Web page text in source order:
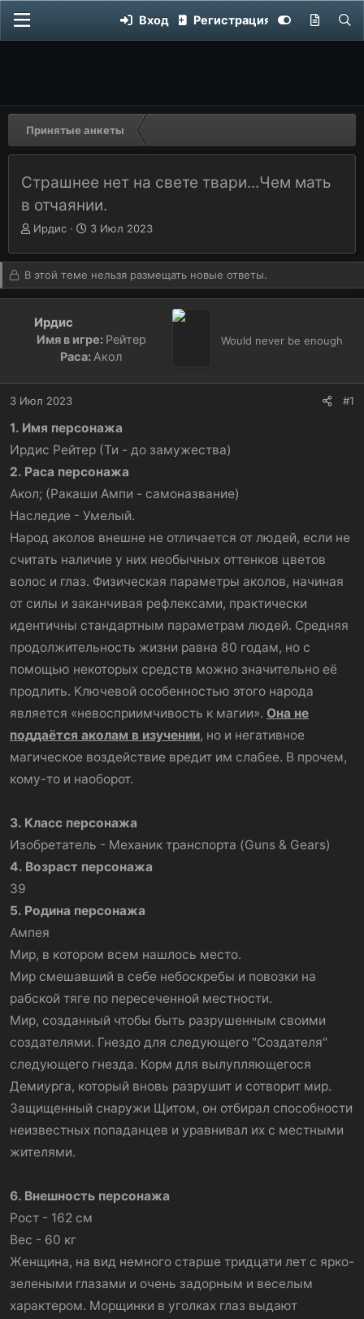
Вход Регистрация
Принятые анкеты
Страшнее нет на свете твари...Чем мать
в отчаянии.
Автор темы
А
о
р
е
м
Ирдис Дата начала
Д
а
н
а
3 Июл 2023
В этой теме нельзя размещать новые ответы.
Ирдис
Имя в игре: Рейтер
Раса:Акол
Would never be enough
3 Июл 2023 #1
1. Имя персонажа
Ирдис Рейтер (Ти - до замужества)
2. Раса персонажа
Акол; (Ракаши Ампи - самоназвание)
Наследие - Умелый.
Народ аколов внешне не отличается от людей, если не
считать наличие у них необычных оттенков цветов
волос и глаз. Физическая параметры аколов, начиная
от силы и заканчивая рефлексами, практически
идентичны стандартным параметрам людей. Средняя
продолжительность жизни равна 80 годам, но с
помощью некоторых средств можно значительно её
продлить. Ключевой особенностью этого народа
является «невосприимчивость к магии». Она не
поддаётся аколам в изучении, но и негативное
магическое воздействие вредит им слабее. В прочем,
кому-то и наоборот.
3. Класс персонажа
Изобретатель - Механик транспорта (Guns & Gears)
4. Возраст персонажа
39
5. Родина персонажа
Ампея
Мир, в котором всем нашлось место.
Мир смешавший в себе небоскребы и повозки на
рабской тяге по пересеченной местности.
Мир, созданный чтобы быть разрушенным своими
создателями. Гнездо для следующего "Создателя"
следующего гнезда. Корм для вылупляющегося
Демиурга, который вновь разрушит и сотворит мир.
Защищенный снаружи Щитом, он отбирал способности
неизвестных попаданцев и уравнивал их с местными
жителями.
6. Внешность персонажа
Рост - 162 см
Вес - 60 кг
Женщина, на вид немного старше тридцати лет с ярко-
зелеными глазами и очень задорным и веселым
характером. Морщинки в уголках глаз выдают